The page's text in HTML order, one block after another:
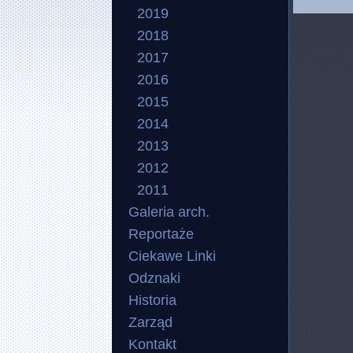
2019
2018
2017
2016
2015
2014
2013
2012
2011
Galeria arch.
Reportaże
Ciekawe Linki
Odznaki
Historia
Zarząd
Kontakt